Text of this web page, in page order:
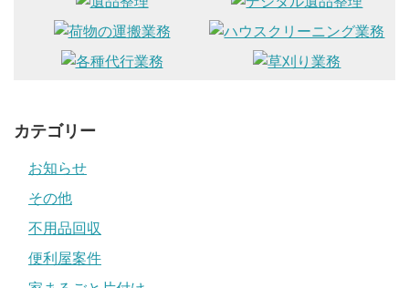
カテゴリー
お知らせ
その他
不用品回収
便利屋案件